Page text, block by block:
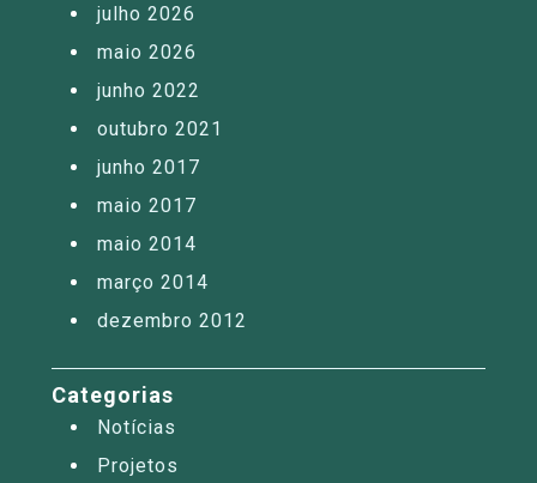
julho 2026
maio 2026
junho 2022
outubro 2021
junho 2017
maio 2017
maio 2014
março 2014
dezembro 2012
Categorias
Notícias
Projetos